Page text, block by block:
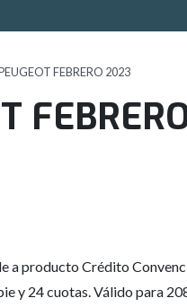
FEBRERO 2023
a producto Crédito
y 24 cuotas. Válido para